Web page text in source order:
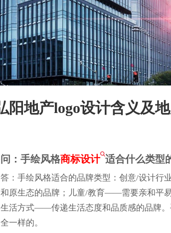
阳地产logo设计含义及
问：手绘风格商标设计 适合什么类型
答：手绘风格适合的品牌类型：创意/设计
和原生态的品牌；儿童/教育——需要亲和平
生活方式——传递生活态度和品质感的品牌
全一样的。